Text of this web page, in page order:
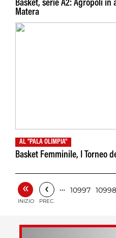
Basket, serie A2: Agropoli
Matera
AL "PALA OLIMPIA"
Basket Femminile, I Torneo
«
INIZIO
‹
PREC.
… 10997 10998